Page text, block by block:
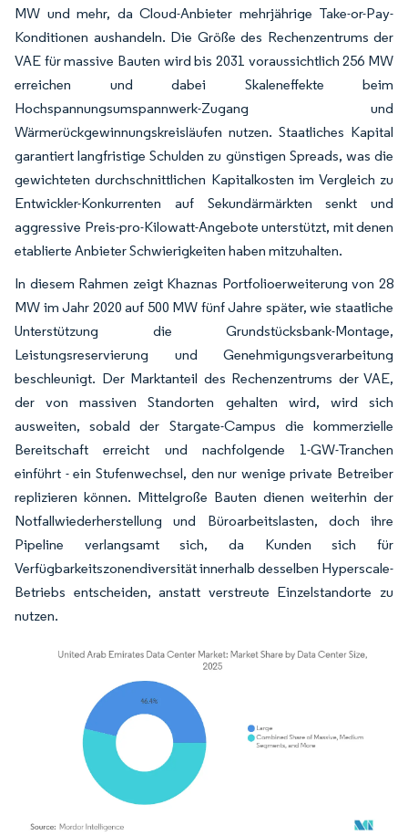
MW und mehr, da Cloud-Anbieter mehrjährige Take-or-Pay-
Konditionen aushandeln. Die Größe des Rechenzentrums der
VAE für massive Bauten wird bis 2031 voraussichtlich 256 MW
erreichen und dabei Skaleneffekte beim
Hochspannungsumspannwerk-Zugang und
Wärmerückgewinnungskreisläufen nutzen. Staatliches Kapital
garantiert langfristige Schulden zu günstigen Spreads, was die
gewichteten durchschnittlichen Kapitalkosten im Vergleich zu
Entwickler-Konkurrenten auf Sekundärmärkten senkt und
aggressive Preis-pro-Kilowatt-Angebote unterstützt, mit denen
etablierte Anbieter Schwierigkeiten haben mitzuhalten.
In diesem Rahmen zeigt Khaznas Portfolioerweiterung von 28
MW im Jahr 2020 auf 500 MW fünf Jahre später, wie staatliche
Unterstützung die Grundstücksbank-Montage,
Leistungsreservierung und Genehmigungsverarbeitung
beschleunigt. Der Marktanteil des Rechenzentrums der VAE,
der von massiven Standorten gehalten wird, wird sich
ausweiten, sobald der Stargate-Campus die kommerzielle
Bereitschaft erreicht und nachfolgende 1-GW-Tranchen
einführt - ein Stufenwechsel, den nur wenige private Betreiber
replizieren können. Mittelgroße Bauten dienen weiterhin der
Notfallwiederherstellung und Büroarbeitslasten, doch ihre
Pipeline verlangsamt sich, da Kunden sich für
Verfügbarkeitszonendiversität innerhalb desselben Hyperscale-
Betriebs entscheiden, anstatt verstreute Einzelstandorte zu
nutzen.